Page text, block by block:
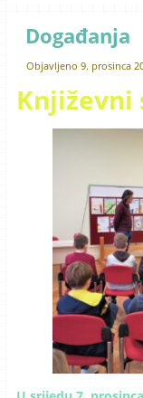
Događanja
Objavljeno 9. prosinca
Književni